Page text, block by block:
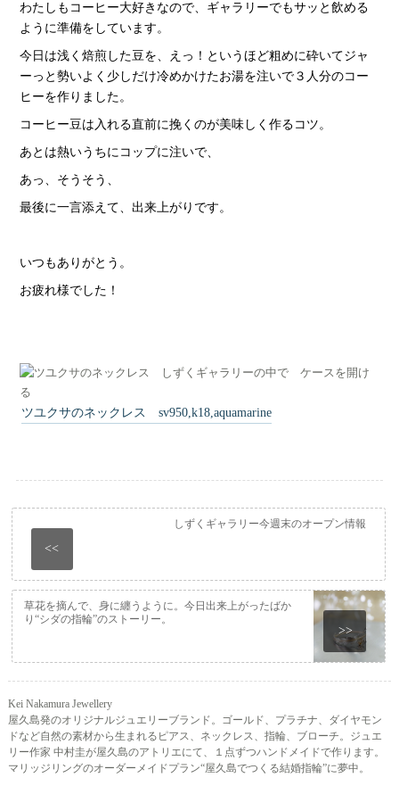
わたしもコーヒー大好きなので、ギャラリーでもサッと飲める
ように準備をしています。
今日は浅く焙煎した豆を、えっ！というほど粗めに砕いてジャ
ーっと勢いよく少しだけ冷めかけたお湯を注いで３人分のコー
ヒーを作りました。
コーヒー豆は入れる直前に挽くのが美味しく作るコツ。
あとは熱いうちにコップに注いで、
あっ、そうそう、
最後に一言添えて、出来上がりです。
いつもありがとう。
お疲れ様でした！
ツユクサのネックレス sv950,k18,aquamarine
<<
しずくギャラリー今週末のオープン情報
>>
草花を摘んで、身に纏うように。今日出来上がったばか
り“シダの指輪”のストーリー。
Kei Nakamura Jewellery
屋久島発のオリジナルジュエリーブランド。ゴールド、プラチナ、ダイヤモン
ドなど自然の素材から生まれるピアス、ネックレス、指輪、ブローチ。ジュエ
リー作家 中村圭が屋久島のアトリエにて、１点ずつハンドメイドで作ります。
マリッジリングのオーダーメイドプラン“屋久島でつくる結婚指輪”に夢中。